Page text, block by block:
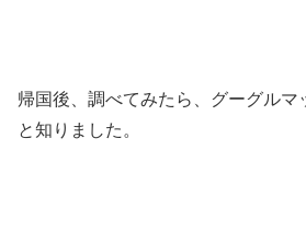
帰国後、調べてみたら、グーグルマ
と知りました。